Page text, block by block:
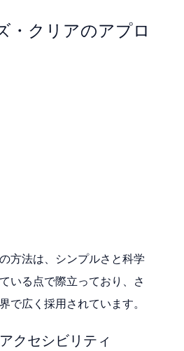
・クリアのアプロ
方法は、シンプルさと科学
いる点で際立っており、さ
で広く採用されています。
クセシビリティ